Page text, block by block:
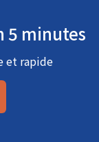
5 minutes
et rapide